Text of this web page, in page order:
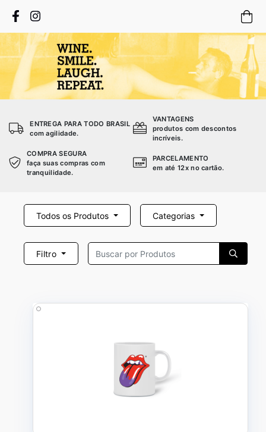
ENTREGA PARA TODO BRASIL
com agilidade.
VANTAGENS
produtos com descontos
incríveis.
COMPRA SEGURA
faça suas compras com
tranquilidade.
PARCELAMENTO
em até 12x no cartão.
Todos os Produtos Categorias
Filtro